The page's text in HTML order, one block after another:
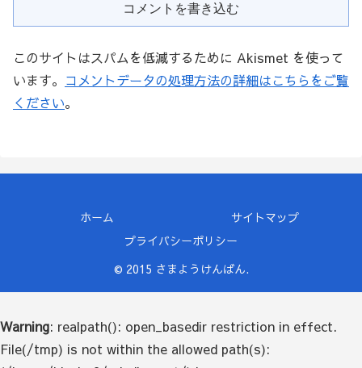
コメントを書き込む
このサイトはスパムを低減するために Akismet を使って
います。 コメントデータの処理方法の詳細はこちらをご覧
ください。
ホーム
サイトマップ
プライバシーポリシー
© 2015 さまようけんばん.
Warning: realpath(): open_basedir restriction in effect.
File(/tmp) is not within the allowed path(s):